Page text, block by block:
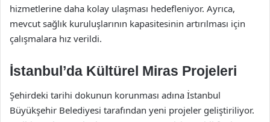
hizmetlerine daha kolay ulaşması hedefleniyor. Ayrıca,
mevcut sağlık kuruluşlarının kapasitesinin artırılması için
çalışmalara hız verildi.
İstanbul’da Kültürel Miras Projeleri
Şehirdeki tarihi dokunun korunması adına İstanbul
Büyükşehir Belediyesi tarafından yeni projeler geliştiriliyor.